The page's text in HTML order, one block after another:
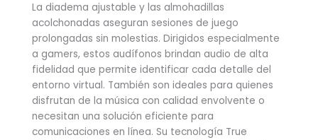
La diadema ajustable y las almohadillas
acolchonadas aseguran sesiones de juego
prolongadas sin molestias. Dirigidos especialmente
a gamers, estos audífonos brindan audio de alta
fidelidad que permite identificar cada detalle del
entorno virtual. También son ideales para quienes
disfrutan de la música con calidad envolvente o
necesitan una solución eficiente para
comunicaciones en línea. Su tecnología True